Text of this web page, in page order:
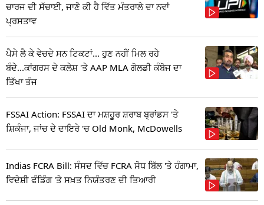
ਚਾਰਜ ਦੀ ਸੱਚਾਈ, ਜਾਣੋ ਕੀ ਹੈ ਵਿੱਤ ਮੰਤਰਾਲੇ ਦਾ ਨਵਾਂ
ਪ੍ਰਸਤਾਵ
ਪੈਸੇ ਲੈ ਕੇ ਵੇਚਦੇ ਸਨ ਟਿਕਟਾਂ... ਹੁਣ ਨਹੀਂ ਮਿਲ ਰਹੇ
ਬੰਦੇ...ਕਾਂਗਰਸ ਦੇ ਕਲੇਸ਼ 'ਤੇ AAP MLA ਗੋਲਡੀ ਕੰਬੋਜ ਦਾ
ਤਿੱਖਾ ਤੰਜ
FSSAI Action: FSSAI ਦਾ ਮਸ਼ਹੂਰ ਸ਼ਰਾਬ ਬ੍ਰਾਂਡਸ 'ਤੇ
ਸ਼ਿਕੰਜਾ, ਜਾਂਚ ਦੇ ਦਾਇਰੇ 'ਚ Old Monk, McDowells
Indias FCRA Bill: ਸੰਸਦ ਵਿੱਚ FCRA ਸੋਧ ਬਿੱਲ 'ਤੇ ਹੰਗਾਮਾ,
ਵਿਦੇਸ਼ੀ ਫੰਡਿੰਗ 'ਤੇ ਸਖ਼ਤ ਨਿਯੰਤਰਣ ਦੀ ਤਿਆਰੀ